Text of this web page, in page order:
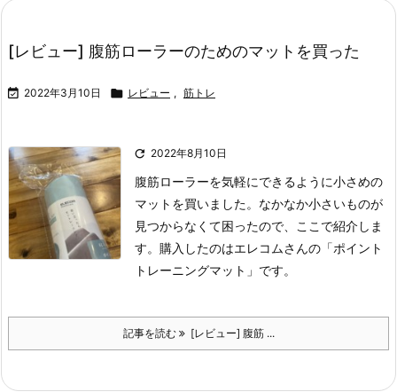
[レビュー] 腹筋ローラーのためのマットを買った
 2022年3月10日  レビュー , 筋トレ
 2022年8月10日
腹筋ローラーを気軽にできるように小さめの
マットを買いました。 なかなか小さいものが
見つからなくて困ったので、ここで紹介しま
す。 購入したのはエレコムさんの「ポイント
トレーニングマット」です。
記事を読む [レビュー] 腹筋 ...